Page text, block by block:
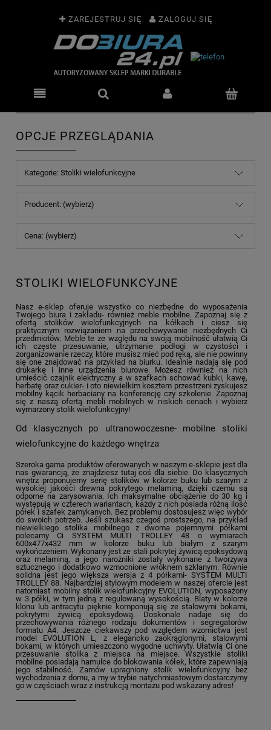
ZAREJESTRUJ SIĘ ZALOGUJ SIĘ
OPCJE PRZEGLĄDANIA
Kategorie: Stoliki wielofunkcyjne
Producent: (wybierz)
Cena: (wybierz)
STOLIKI WIELOFUNKCYJNE
Nasz e-sklep oferuje wszystko co niezbędne do wyposażenia
Twojego biura i zakładu- również meble mobilne. Zapoznaj się z
ofertą stolików wielofunkcyjnych na kółkach i ciesz się
praktycznym rozwiązaniem na przechowywanie niezbędnych Ci
przedmiotów. Meble te ze względu na swoją mobilność ułatwią Ci
ich częste przesuwanie, utrzymanie podłogi w czystości i
zorganizowanie rzeczy, które musisz mieć pod ręką, ale nie powinny
się one znajdować na przykład na biurku. Idealnie nadają się pod
drukarkę i inne urządzenia biurowe. Możesz również na nich
umieścić czajnik elektryczny a w szafkach schować kubki, kawę,
herbatę oraz cukier- i oto niewielkim kosztem przestrzeni zyskujesz
mobilny kącik herbaciany na konferencję czy szkolenie. Zapoznaj
się z naszą ofertą mebli mobilnych w niskich cenach i wybierz
wymarzony stolik wielofunkcyjny!
Od klasycznych po ultranowoczesne- mobilne stoliki
wielofunkcyjne do każdego wnętrza
Szeroka gama produktów oferowanych w naszym e-sklepie jest dla
nas gwarancją, że znajdziesz tutaj coś dla siebie. Do klasycznych
wnętrz proponujemy serię stolików w kolorze buku lub szarym z
wysokiej jakości drewna pokrytego melaminą, dzięki czemu są
odporne na zarysowania. Ich maksymalne obciążenie do 30 kg i
występują w czterech wariantach, każdy z nich posiada różną ilość
półek i szafek zamykanych. Bez problemu dostosujesz więc wybór
do swoich potrzeb. Jeśli szukasz czegoś prostszego, na przykład
niewielkiego stolika mobilnego z dwoma pojemnymi półkami
polecamy Ci SYSTEM MULTI TROLLEY 48 o wymiarach
600x477x432 mm w kolorze buku lub białym z szarym
wykończeniem. Wykonany jest ze stali pokrytej żywicą epoksydową
oraz melaminą, a jego narożniki zostały wykonane z tworzywa
sztucznego i dodatkowo wzmocnione włóknem szklanym. Równie
solidna jest jego większa wersja z 4 półkami- SYSTEM MULTI
TROLLEY 88. Najbardziej stylowym modelem w naszej ofercie jest
natomiast mobilny stolik wielofunkcyjny EVOLUTION, wyposażony
w 3 półki, w tym jedną z regulowaną wysokością. Blaty w kolorze
klonu lub antracytu pięknie komponują się ze stalowymi bokami,
pokrytymi żywicą epoksydową. Doskonale nadaje się do
przechowywania różnego rodzaju dokumentów i segregatorów
formatu A4. Jeszcze ciekawszy pod względem wzornictwa jest
model EVOLUTION L, z elegancko zaokrąglonymi, stalowymi
bokami, w których umieszczono wygodne uchwyty. Ułatwią Ci one
przesuwanie stolika z miejsca na miejsce. Wszystkie stoliki
mobilne posiadają hamulce do blokowania kółek, które zapewniają
jego stabilność. Zamów upragniony stolik wielofunkcyjny bez
wychodzenia z domu, a my w trybie natychmiastowym dostarczymy
go w częściach wraz z instrukcją montażu pod wskazany adres!